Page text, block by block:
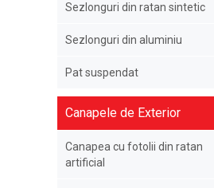
Sezlonguri din ratan sintetic
Sezlonguri din aluminiu
Pat suspendat
Canapele de Exterior
Canapea cu fotolii din ratan
artificial